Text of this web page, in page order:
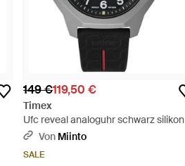
149 €119,50 €
Timex
Ufc reveal analoguhr schwarz silikon
Von Miinto
SALE